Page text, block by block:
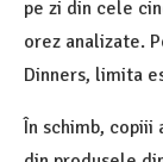
pe zi din cele
orez analizate.
Dinners, limita
În schimb, copiii